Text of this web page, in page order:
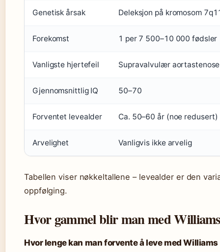
Genetisk årsak Deleksjon på kromosom
Forekomst 1 per 7 500–10 000 fødsler
Vanligste hjertefeil Supravalvulær aortastenose
Gjennomsnittlig IQ 50–70
Forventet levealder Ca. 50–60 år (noe redusert)
Arvelighet Vanligvis ikke arvelig
Tabellen viser nøkkeltallene – levealder er den
oppfølging.
Hvor gammel blir man med
Hvor lenge kan man forvente å leve med